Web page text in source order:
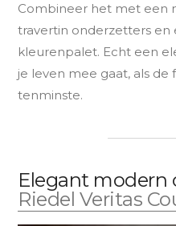
Combineer het met een
travertin onderzetters en
kleurenpalet. Echt een
je leven mee gaat, als
tenminste.
Elegant modern
Riedel Veritas